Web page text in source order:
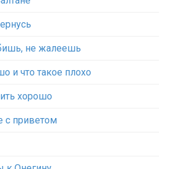
не жалеешь
и что такое плохо
хорошо
с приветом